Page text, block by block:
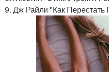
9. Дж Райли "Как